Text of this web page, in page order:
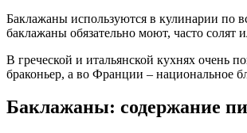
Баклажаны используются в кулинарии по
баклажаны обязательно моют, часто
В греческой и итальянской кухнях очень
браконьер, а во Франции – национальное
Баклажаны: содержание